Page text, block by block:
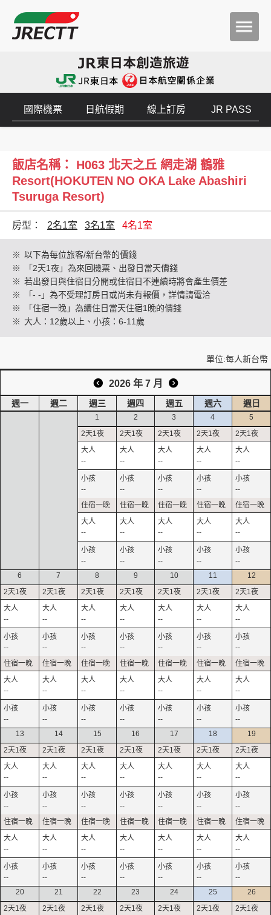
創造旅遊
國際機票 日航假期 線上訂房 JR PASS
飯店名稱： H063 北天之丘 網走湖 鶴雅
Resort(HOKUTEN NO OKA Lake Abashiri
Tsuruga Resort)
房型： 2名1室 3名1室 4名1室
※ 以下為每位旅客/新台幣的價錢
※
「2天1夜」為來回機票、出發日當天價錢
※ 若出發日與住宿日分開或住宿日不連續時將會產生價差
※
「- -」為不受理訂房日或尚未有報價，詳情請電洽
※
「住宿一晚」為續住日當天住宿1晚的價錢
※ 大人：12歲以上、小孩：6-11歲
單位:每人新台幣
2026 年 7 月
週一 週二 週三 週四 週五 週六 週日
1
--
--
--
--
2
--
--
--
--
3
--
--
--
--
4
--
--
--
--
5
--
--
--
--
6
--
--
--
--
7
--
--
--
--
8
--
--
--
--
9
--
--
--
--
10
--
--
--
--
11
--
--
--
--
12
--
--
--
--
13
--
--
--
--
14
--
--
--
--
15
--
--
--
--
16
--
--
--
--
17
--
--
--
--
18
--
--
--
--
19
--
--
--
--
20
21 22 23 24 25 26